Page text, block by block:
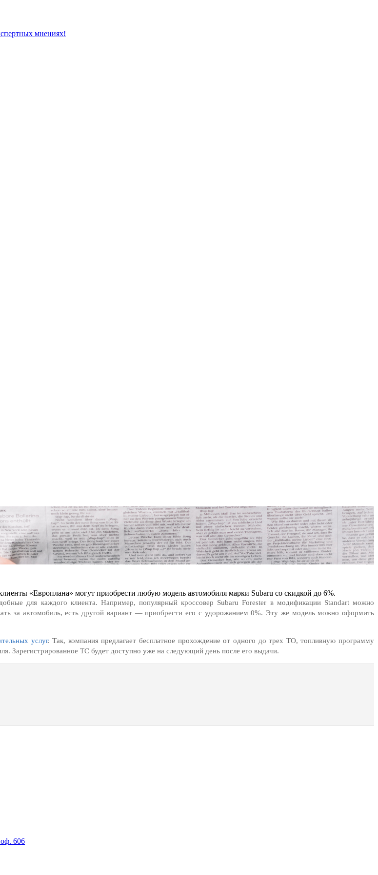
мнениях!
«Европлана» могут приобрести любую модель автомобиля марки Subaru со скидкой до 6%.
для каждого клиента. Например, популярный кроссовер Subaru Forester в модификации Standart можно
за автомобиль, есть другой вариант — приобрести его с удорожанием 0%. Эту же модель можно оформить
услуг. Так, компания предлагает бесплатное прохождение от одного до трех ТО, топливную программу
Зарегистрированное ТС будет доступно уже на следующий день после его выдачи.
606